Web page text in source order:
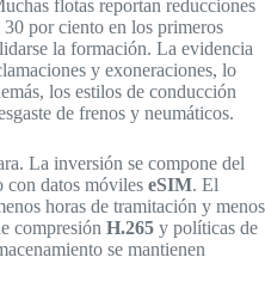
flotas reportan reducciones
por ciento en los primeros
la formación. La evidencia
y exoneraciones, lo
los estilos de conducción
de frenos y neumáticos.
La inversión se compone del
con datos móviles eSIM. El
horas de tramitación y menos
compresión H.265 y políticas de
se mantienen